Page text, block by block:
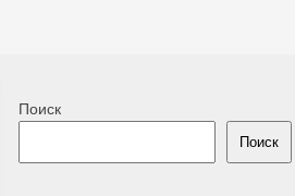
Поиск
Поиск